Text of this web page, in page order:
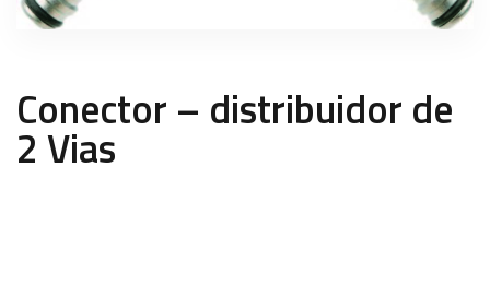
Conector – distribuidor de
2 Vias